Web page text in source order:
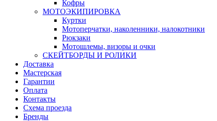
Кофры
МОТОЭКИПИРОВКА
Куртки
Мотоперчатки, наколенники, налокотники
Рюкзаки
Мотошлемы, визоры и очки
СКЕЙТБОРДЫ И РОЛИКИ
Доставка
Мастерская
Гарантии
Оплата
Контакты
Схема проезда
Бренды